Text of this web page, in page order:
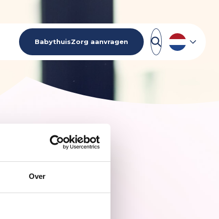
Over
BabythuisZorg aanvragen
Nieuws